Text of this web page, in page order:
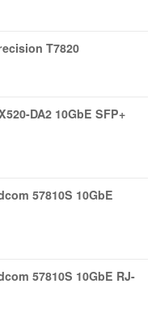
T7820
DA2 10GbE SFP+
57810S 10GbE
57810S 10GbE RJ-